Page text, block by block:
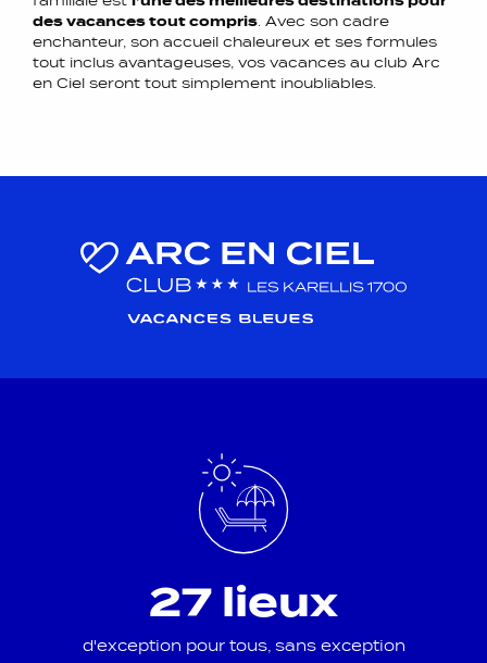
des vacances tout compris. Avec son cadre
enchanteur, son accueil chaleureux et ses formules
tout inclus avantageuses, vos vacances au club Arc
en Ciel seront tout simplement inoubliables.
27 lieux
d'exception pour tous, sans exception